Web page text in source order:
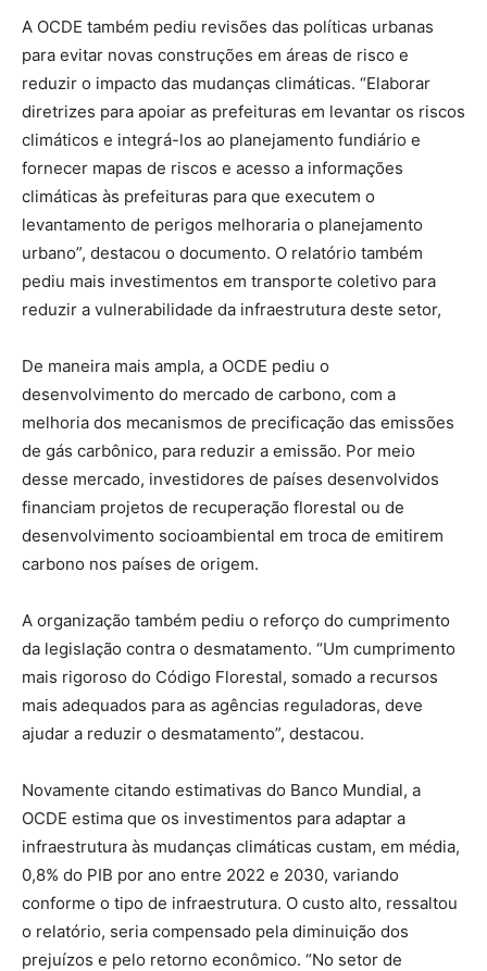
A OCDE também pediu revisões das políticas urbanas
para evitar novas construções em áreas de risco e
reduzir o impacto das mudanças climáticas. “Elaborar
diretrizes para apoiar as prefeituras em levantar os riscos
climáticos e integrá-los ao planejamento fundiário e
fornecer mapas de riscos e acesso a informações
climáticas às prefeituras para que executem o
levantamento de perigos melhoraria o planejamento
urbano”, destacou o documento. O relatório também
pediu mais investimentos em transporte coletivo para
reduzir a vulnerabilidade da infraestrutura deste setor,
De maneira mais ampla, a OCDE pediu o
desenvolvimento do mercado de carbono, com a
melhoria dos mecanismos de precificação das emissões
de gás carbônico, para reduzir a emissão. Por meio
desse mercado, investidores de países desenvolvidos
financiam projetos de recuperação florestal ou de
desenvolvimento socioambiental em troca de emitirem
carbono nos países de origem.
A organização também pediu o reforço do cumprimento
da legislação contra o desmatamento. “Um cumprimento
mais rigoroso do Código Florestal, somado a recursos
mais adequados para as agências reguladoras, deve
ajudar a reduzir o desmatamento”, destacou.
Novamente citando estimativas do Banco Mundial, a
OCDE estima que os investimentos para adaptar a
infraestrutura às mudanças climáticas custam, em média,
0,8% do PIB por ano entre 2022 e 2030, variando
conforme o tipo de infraestrutura. O custo alto, ressaltou
o relatório, seria compensado pela diminuição dos
prejuízos e pelo retorno econômico. “No setor de